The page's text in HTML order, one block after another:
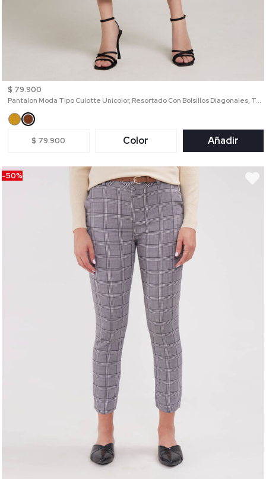
$ 79.900
Pantalon Moda Tipo Culotte Unicolor, Resortado Con Bolsillos Diagonales, Tel Aviv Linea Moda
$ 79.900 Color Añadir
-50%